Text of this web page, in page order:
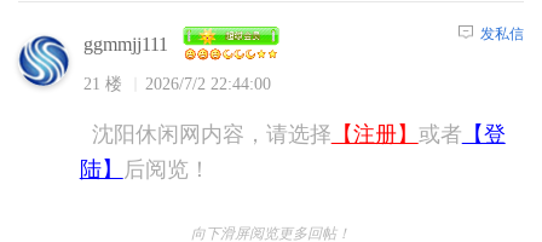
ggmmjj111
21 楼 2026/7/2 22:44:00
发私信
沈阳休闲网内容，请选择 【注册】 或者 【登
陆】
后阅览！
向下滑屏阅览更多回帖！